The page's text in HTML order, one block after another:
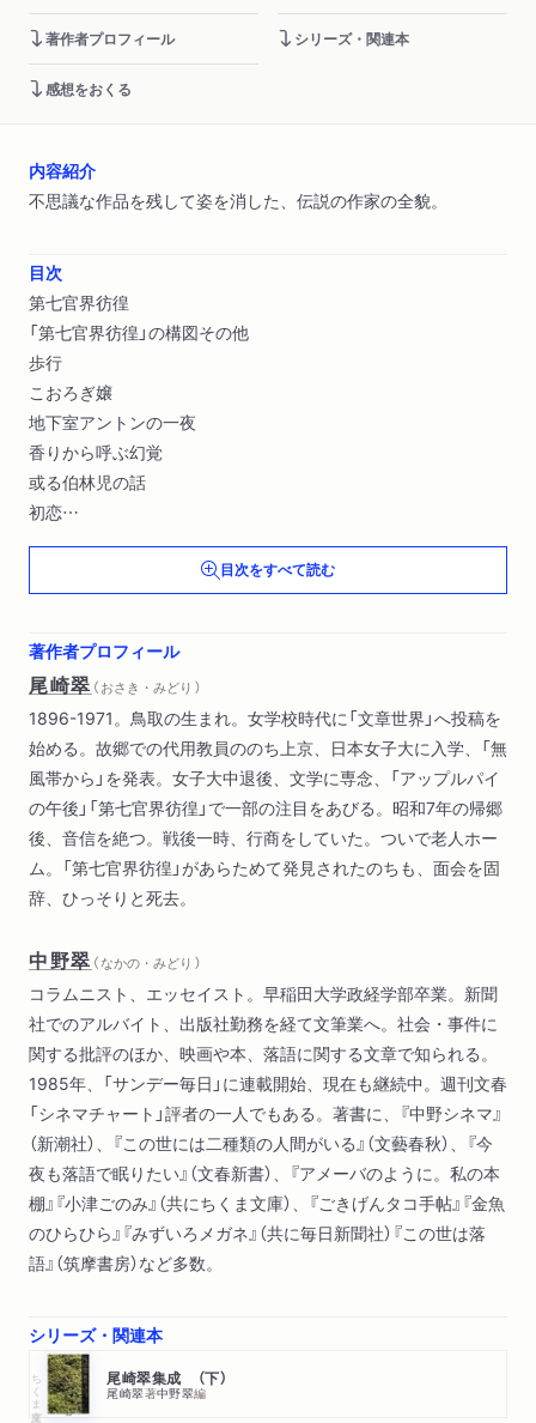
著作者プロフィール シリーズ・関連本
感想をおくる
内容紹介
不思議な作品を残して姿を消した、伝説の作家の全貌。
目次
第七官界彷徨
「第七官界彷徨」の構図その他
歩行
こおろぎ嬢
地下室アントンの一夜
香りから呼ぶ幻覚
或る伯林児の話
初恋
山村氏の鼻
匂い―嗜好帳の二三ペエジ
木犀
漫漕
途上にて
神々に捧ぐる詩
チヤアリイ・チャツプリン ヰリアム・シヤアプ
書簡
座談「炉辺雑話」より
女流詩人・作家座談会
目次をすべて読む
著作者プロフィール
尾崎翠 （ おさき・みどり ）
1896-1971。鳥取の生まれ。女学校時代に「文章世界」へ投稿を
始める。故郷での代用教員ののち上京、日本女子大に入学、「無
風帯から」を発表。女子大中退後、文学に専念、「アップルパイ
の午後」「第七官界彷徨」で一部の注目をあびる。昭和7年の帰郷
後、音信を絶つ。戦後一時、行商をしていた。ついで老人ホー
ム。「第七官界彷徨」があらためて発見されたのちも、面会を固
辞、ひっそりと死去。
中野翠 （ なかの・みどり ）
コラムニスト、エッセイスト。早稲田大学政経学部卒業。新聞
社でのアルバイト、出版社勤務を経て文筆業へ。社会・事件に
関する批評のほか、映画や本、落語に関する文章で知られる。
1985年、「サンデー毎日」に連載開始、現在も継続中。週刊文春
「シネマチャート」評者の一人でもある。著書に、『中野シネマ』
（新潮社）、『この世には二種類の人間がいる』（文藝春秋）、『今
夜も落語で眠りたい』（文春新書）、『アメーバのように。私の本
棚』『小津ごのみ』（共にちくま文庫）、『ごきげんタコ手帖』『金魚
のひらひら』『みずいろメガネ』（共に毎日新聞社）『この世は落
語』（筑摩書房）など多数。
シリーズ・関連本
ちくま文庫 尾崎翠集成 （下）
尾崎翠著中野翠編